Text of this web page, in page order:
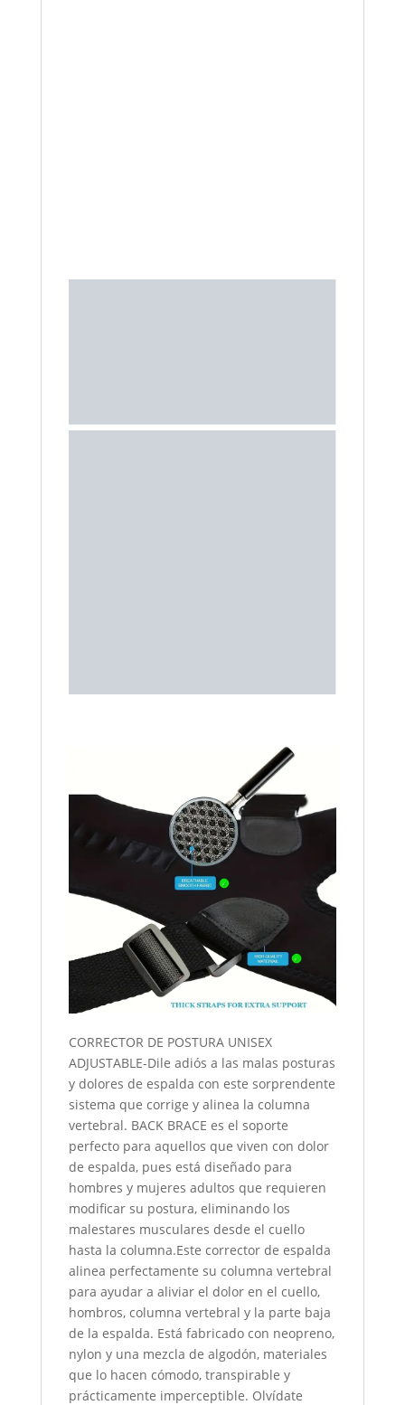
CORRECTOR DE POSTURA UNISEX
ADJUSTABLE-Dile adiós a las malas posturas
y dolores de espalda con este sorprendente
sistema que corrige y alinea la columna
vertebral. BACK BRACE es el soporte
perfecto para aquellos que viven con dolor
de espalda, pues está diseñado para
hombres y mujeres adultos que requieren
modificar su postura, eliminando los
malestares musculares desde el cuello
hasta la columna.Este corrector de espalda
alinea perfectamente su columna vertebral
para ayudar a aliviar el dolor en el cuello,
hombros, columna vertebral y la parte baja
de la espalda. Está fabricado con neopreno,
nylon y una mezcla de algodón, materiales
que lo hacen cómodo, transpirable y
prácticamente imperceptible. Olvídate